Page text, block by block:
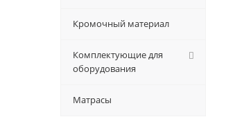
Кромочный материал
Комплектующие для
оборудования
Матрасы